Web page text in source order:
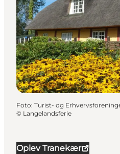
Oplev Tranekær
Foto: Turist- og
© Langelandsferie